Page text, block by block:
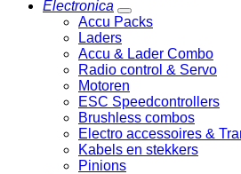
Electronica
Accu Packs
Laders
Accu & Lader Combo
Radio control & Servo
Motoren
ESC Speedcontrollers
Brushless combos
Electro accessoires &
Kabels en stekkers
Pinions